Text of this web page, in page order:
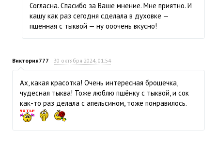
Согласна. Спасибо за Ваше мнение. Мне приятно. И
кашу как раз сегодня сделала в духовке —
пшенная с тыквой — ну ооочень вкусно!
Виктория777 30 октября 2024, 01:54
Ах, какая красотка! Очень интересная брошечка,
чудесная тыква! Тоже люблю пшёнку с тыквой, и сок
как-то раз делала с апельсином, тоже понравилось.